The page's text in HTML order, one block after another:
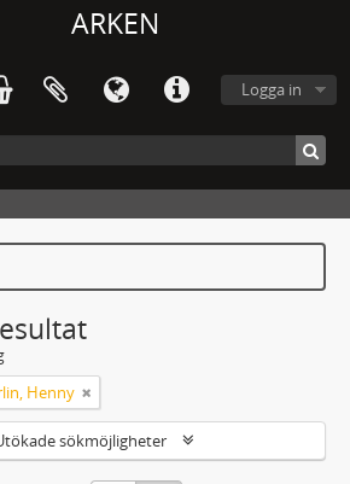
ARKEN
Logga in
Henny
sökmöjligheter